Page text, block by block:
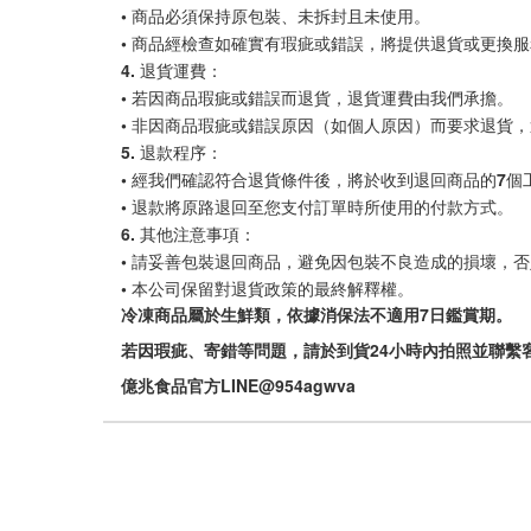
• 商品必須保持原包裝、未拆封且未使用。
• 商品經檢查如確實有瑕疵或錯誤，將提供退貨或更換
4. 退貨運費：
• 若因商品瑕疵或錯誤而退貨，退貨運費由我們承擔。
• 非因商品瑕疵或錯誤原因（如個人原因）而要求退貨
5. 退款程序：
• 經我們確認符合退貨條件後，將於收到退回商品的7個
• 退款將原路退回至您支付訂單時所使用的付款方式。
6. 其他注意事項：
• 請妥善包裝退回商品，避免因包裝不良造成的損壞，
• 本公司保留對退貨政策的最終解釋權。
冷凍商品屬於生鮮類，依據消保法不適用7日鑑賞期。
若因瑕疵、寄錯等問題，請於到貨24小時內拍照並聯繫
億兆食品官方LINE@954agwva